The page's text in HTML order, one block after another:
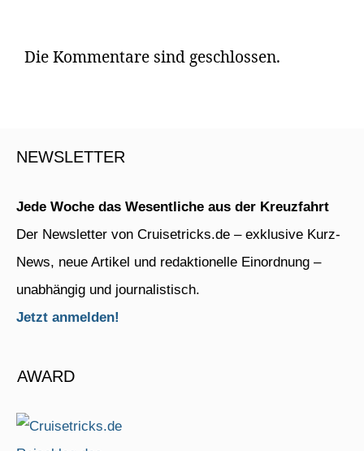
Die Kommentare sind geschlossen.
NEWSLETTER
Jede Woche das Wesentliche aus der Kreuzfahrt
Der Newsletter von Cruisetricks.de – exklusive Kurz-
News, neue Artikel und redaktionelle Einordnung –
unabhängig und journalistisch.
Jetzt anmelden!
AWARD